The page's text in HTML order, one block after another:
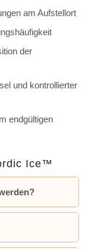
am Aufstellort
der
und kontrollierter
endgültigen
Ice™